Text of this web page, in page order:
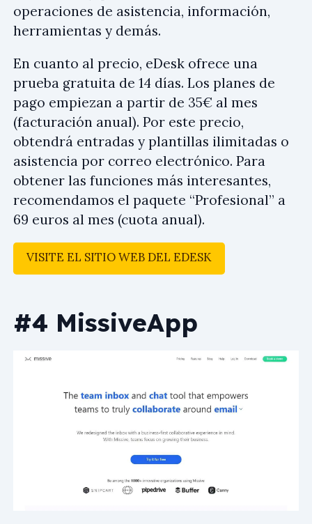
operaciones de asistencia, información,
herramientas y demás.
En cuanto al precio, eDesk ofrece una
prueba gratuita de 14 días. Los planes de
pago empiezan a partir de 35€ al mes
(facturación anual). Por este precio,
obtendrá entradas y plantillas ilimitadas o
asistencia por correo electrónico. Para
obtener las funciones más interesantes,
recomendamos el paquete “Profesional” a
69 euros al mes (cuota anual).
VISITE EL SITIO WEB DEL EDESK
#4 MissiveApp